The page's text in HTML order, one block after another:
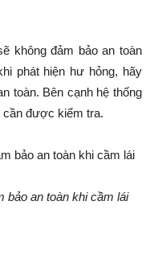
không đảm bảo an toàn
phát hiện hư hỏng, hãy
toàn. Bên cạnh hệ thống
cần được kiểm tra.
bảo an toàn khi cầm lái